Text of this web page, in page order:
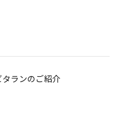
タランのご紹介